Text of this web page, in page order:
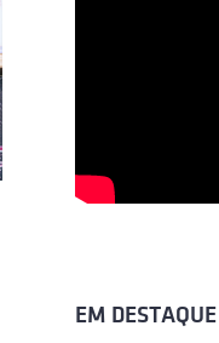
EM DESTAQUE